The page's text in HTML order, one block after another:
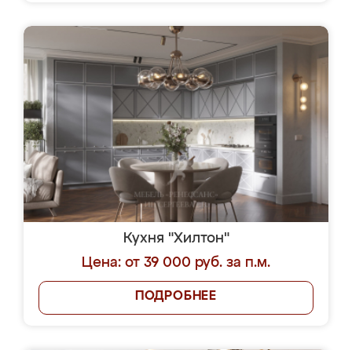
Кухня "Хилтон"
Цена: от 39 000 руб. за п.м.
ПОДРОБНЕЕ